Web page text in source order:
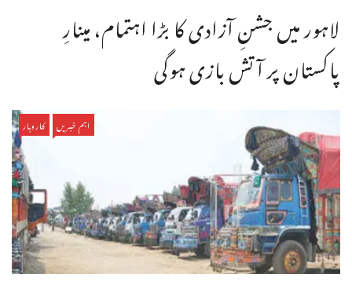
لاہور میں جشنِ آزادی کا بڑا اہتمام، مینارِ
پاکستان پر آتش بازی ہوگی
اہم خبریں کاروبار